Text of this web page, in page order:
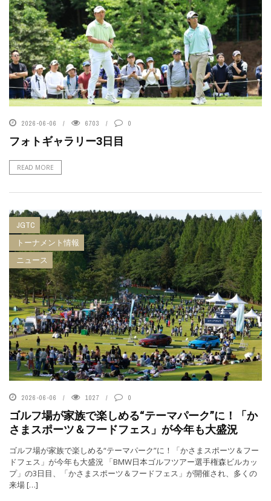
2026-06-06 6703 0
フォトギャラリー3日目
READ MORE
JGTC
トーナメント情報
ニュース
2026-06-06 1027 0
ゴルフ場が家族で楽しめる“テーマパーク”に！「か
さまスポーツ＆フードフェス」が今年も大盛況
ゴルフ場が家族で楽しめる“テーマパーク”に！「かさまスポーツ＆フー
ドフェス」が今年も大盛況 「BMW日本ゴルフツアー選手権森ビルカッ
プ」の3日目、「かさまスポーツ＆フードフェス」が開催され、多くの
来場 […]